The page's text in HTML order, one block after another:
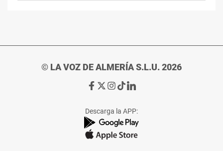
© LA VOZ DE ALMERÍA S.L.U. 2026
Ir
de
La
Voz
Ir
de
La
Voz
Ir
de
La
Voz
Ir
de
La
Voz
Ir
de
La
Voz
Descarga la APP: